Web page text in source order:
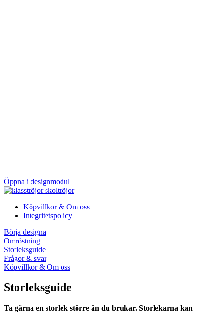
Öppna i designmodul
Köpvillkor & Om oss
Integritetspolicy
Börja designa
Omröstning
Storleksguide
Frågor & svar
Köpvillkor & Om oss
Storleksguide
Ta gärna en storlek större än du brukar. Storlekarna kan